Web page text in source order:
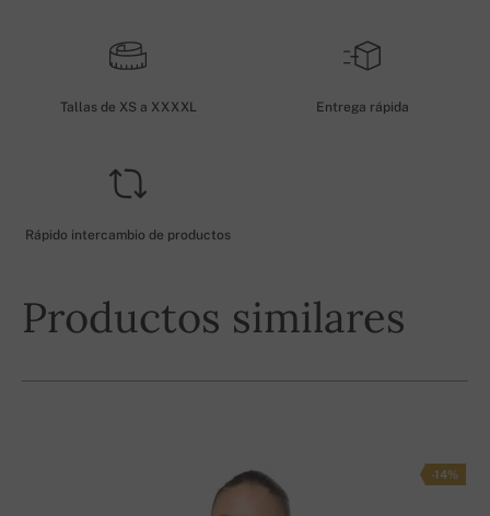
Tallas de XS a XXXXL Entrega rápida
Rápido intercambio de productos
Productos similares
-14%